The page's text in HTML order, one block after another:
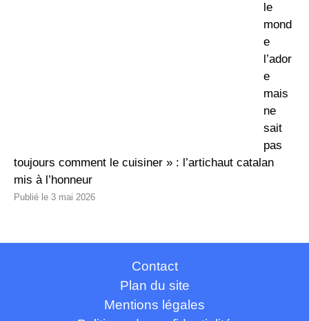
le
mond
e
l’ador
e
mais
ne
sait
pas
toujours comment le cuisiner » : l’artichaut catalan
mis à l’honneur
3 mai 2026
Contact
Plan du site
Mentions légales